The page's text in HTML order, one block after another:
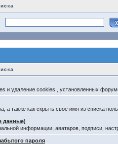
и удаление cookies , установленных
а также как скрыть свое имя из списка
данные)
информации, аватаров, подписи,
пароля